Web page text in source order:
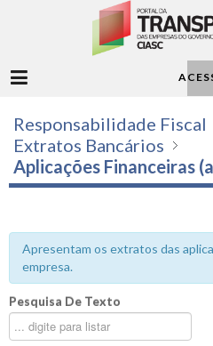
Responsabilidade Fiscal
Extratos Bancários
Aplicações Financeiras
Apresentam os extratos das
empresa.
Pesquisa De Texto